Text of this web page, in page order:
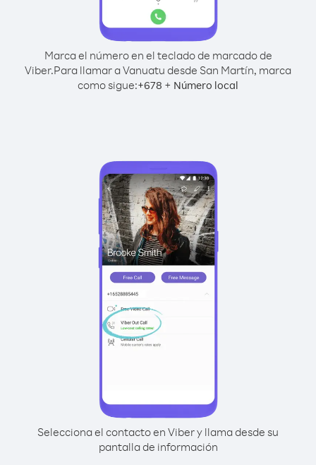
Marca el número en el teclado de marcado de
Viber.Para llamar a Vanuatu desde San Martín, marca
como sigue:+678 + Número local
Selecciona el contacto en Viber y llama desde su
pantalla de información